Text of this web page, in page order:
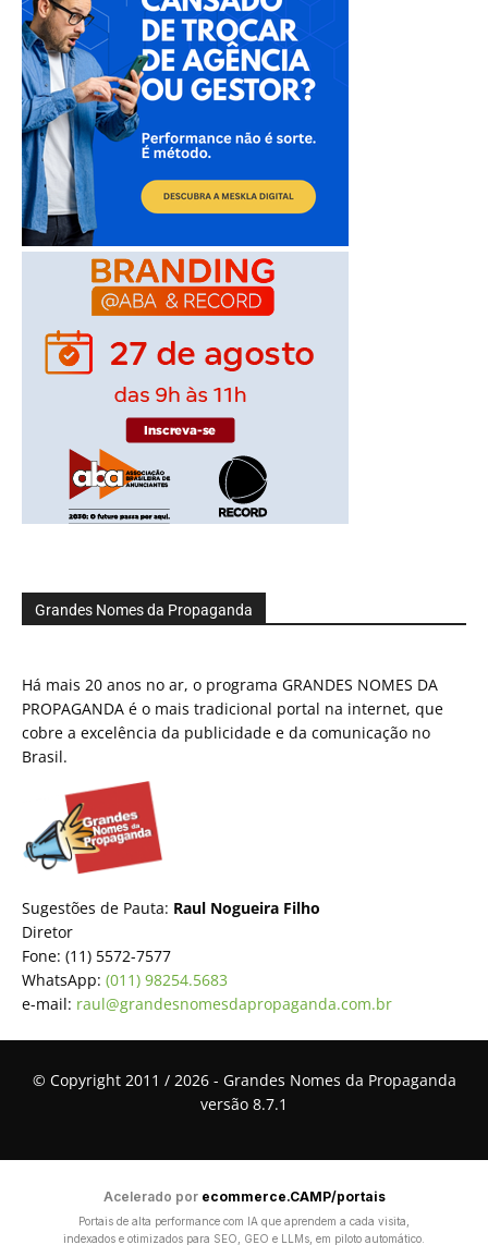
Grandes Nomes da Propaganda
Há mais 20 anos no ar, o programa GRANDES NOMES DA
PROPAGANDA é o mais tradicional portal na internet, que
cobre a excelência da publicidade e da comunicação no
Brasil.
Sugestões de Pauta: Raul Nogueira Filho
Diretor
Fone: (11) 5572-7577
WhatsApp: (011) 98254.5683
e-mail: raul@grandesnomesdapropaganda.com.br
© Copyright 2011 / 2026 - Grandes Nomes da Propaganda
versão 8.7.1
Acelerado por ecommerce.CAMP/portais
Portais de alta performance com IA que aprendem a cada visita,
indexados e otimizados para SEO, GEO e LLMs, em piloto automático.